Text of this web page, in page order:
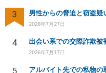
3 男性からの脅迫と窃盗
2026年7月27日
4 出会い系での交際詐欺被
2026年7月17日
5 アルバイト先での私物の